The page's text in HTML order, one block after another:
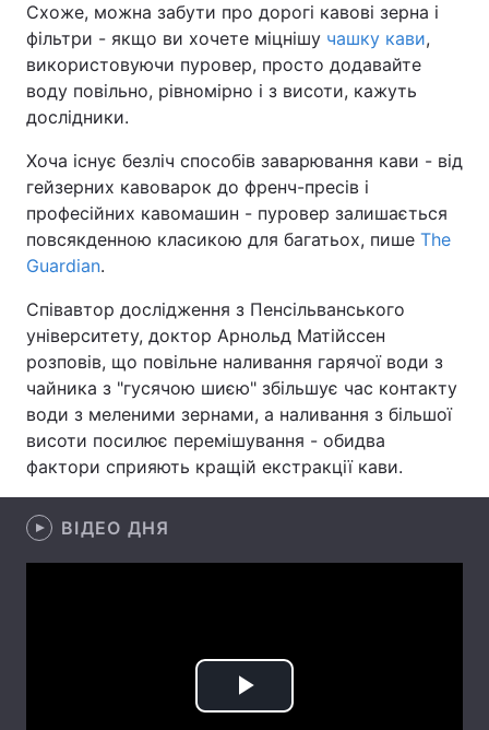
Головна Війна
Україна Політика
Економіка
Спорт Наука
Техно і зв'язок Лайт
Зброя
Здоров'я Туризм
Цікавинки Погода
Лонгріди
Відео з Youtube
Інтерв'ю Думки
Схоже, можна забути про дорогі кавові зерна і
фільтри - якщо ви хочете міцнішу чашку кави,
використовуючи пуровер, просто додавайте
воду повільно, рівномірно і з висоти, кажуть
дослідники.
Хоча існує безліч способів заварювання кави - від
гейзерних кавоварок до френч-пресів і
професійних кавомашин - пуровер залишається
повсякденною класикою для багатьох, пише The
Guardian.
Співавтор дослідження з Пенсільванського
університету, доктор Арнольд Матійссен
розповів, що повільне наливання гарячої води з
чайника з "гусячою шиєю" збільшує час контакту
води з меленими зернами, а наливання з більшої
висоти посилює перемішування - обидва
фактори сприяють кращій екстракції кави.
ВІДЕО ДНЯ
Play